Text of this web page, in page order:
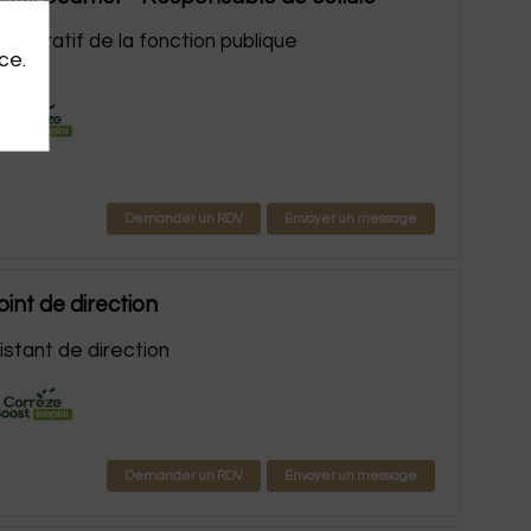
de la fonction publique
Demander un RDV Envoyer un message
de direction
de direction
Demander un RDV Envoyer un message